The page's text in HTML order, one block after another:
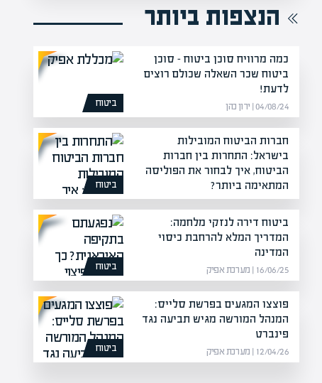
הנצפות ביותר
ביטוח
כמה מרוויח סוכן ביטוח – סוכן
ביטוח שכר השאלה שכולם רוצים
לדעת!
04/08/24 | ירון כהן
ביטוח
חברות הביטוח המובילות
בישראל: התחרות בין חברות
הביטוח, איך לבחור את הפוליסה
המתאימה ביותר?
ביטוח
ביטוח דירה לנזקי מלחמה:
המדריך המלא להרחבת כיסוי
המדינה
16/06/25 | מערכת אפיק
ביטוח
פוצצו המגעים בפרשת סלייס:
המנהל המורשה מגיש תביעה נגד
פינברט
12/04/26 | מערכת אפיק